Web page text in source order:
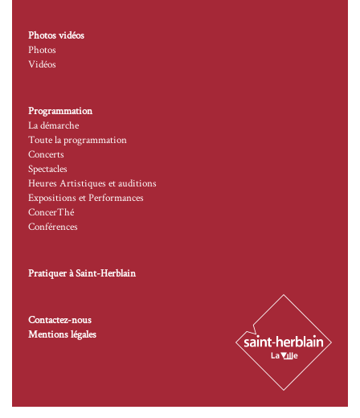
Photos vidéos
Photos
Vidéos
Programmation
La démarche
Toute la programmation
Concerts
Spectacles
Heures Artistiques et auditions
Expositions et Performances
ConcerThé
Conférences
Pratiquer à Saint-Herblain
Contactez-nous
Mentions légales